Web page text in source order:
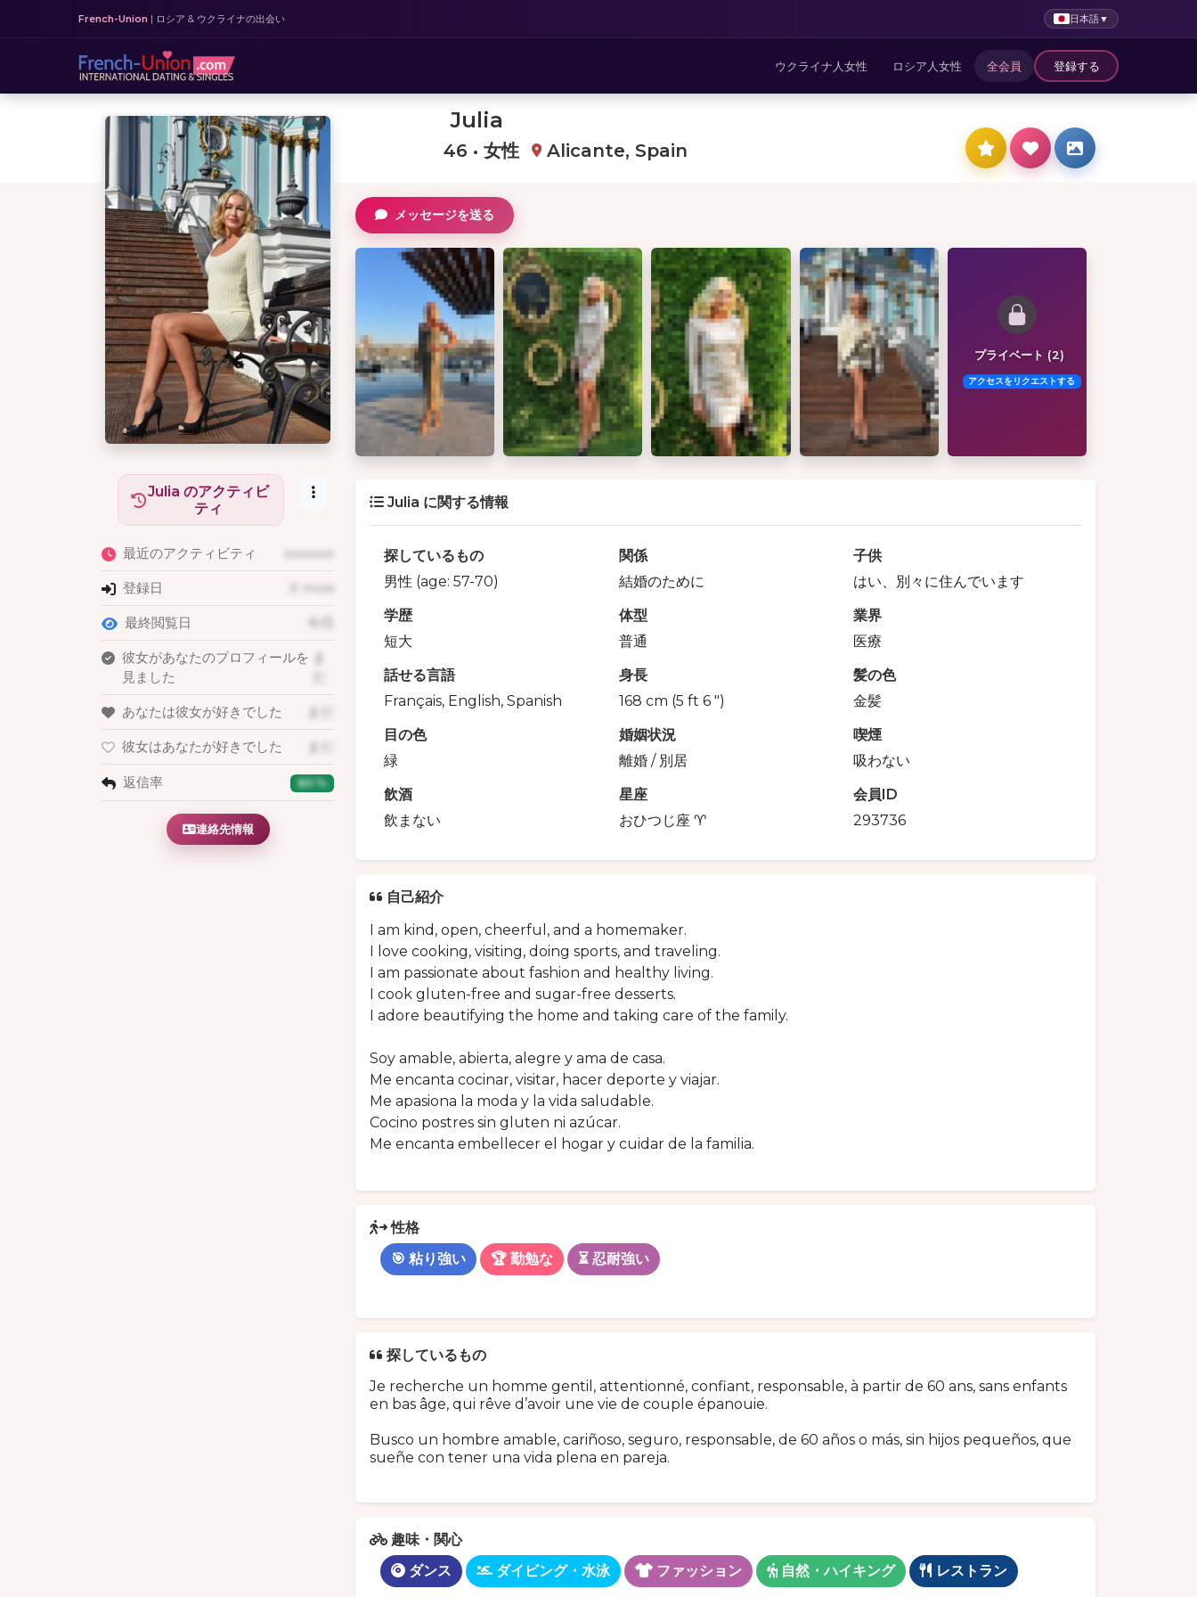
French-Union | ロシア & ウクライナの出会い 日本語▼
ウクライナ人女性 ロシア人女性 全会員 登録する
Julia
46 • 女性 Alicante, Spain
Julia のアクティビ
ティ
最近のアクティビティ xxxxxxx
登録日 X mois
最終閲覧日 今日
彼女があなたのプロフィールを
見ました
ま
あなたは彼女が好きでした まだ
彼女はあなたが好きでした まだ
返信率 80 %
連絡先情報
メッセージを送る
プライベート (2)
アクセスをリクエストする
Julia に関する情報
探しているもの
男性 (age: 57-70)
関係
結婚のために
子供
はい、別々に住んでいます
学歴
短大
体型
普通
業界
医療
話せる言語
Français, English, Spanish
身長
168 cm (5 ft 6 ")
髪の色
金髪
目の色
緑
婚姻状況
離婚 / 別居
喫煙
吸わない
飲酒
飲まない
星座
おひつじ座 ♈
会員ID
293736
自己紹介
I am kind, open, cheerful, and a homemaker.
I love cooking, visiting, doing sports, and traveling.
I am passionate about fashion and healthy living.
I cook gluten-free and sugar-free desserts.
I adore beautifying the home and taking care of the family.
Soy amable, abierta, alegre y ama de casa.
Me encanta cocinar, visitar, hacer deporte y viajar.
Me apasiona la moda y la vida saludable.
Cocino postres sin gluten ni azúcar.
Me encanta embellecer el hogar y cuidar de la familia.
性格
🎯 粘り強い
🏆 勤勉な ⏳ 忍耐強い
探しているもの
Je recherche un homme gentil, attentionné, confiant, responsable, à partir de 60 ans, sans enfants
en bas âge, qui rêve d’avoir une vie de couple épanouie.
Busco un hombre amable, cariñoso, seguro, responsable, de 60 años o más, sin hijos pequeños, que
sueñe con tener una vida plena en pareja.
趣味・関心
ダンス
ダイビング・水泳 ファッション 自然・ハイキング レストラン